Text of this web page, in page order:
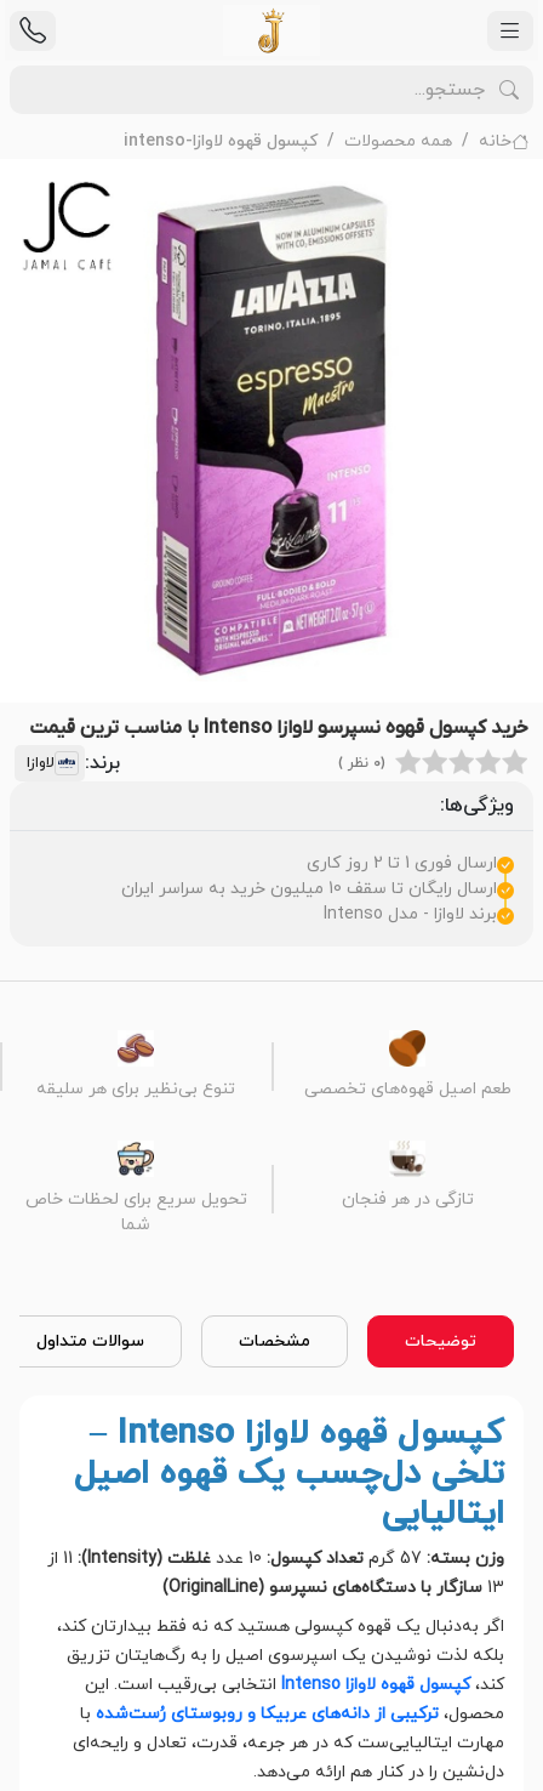
خانه همه محصولات کپسول قهوه لاوازا-intenso
خرید کپسول قهوه نسپرسو لاوازا Intenso با مناسب ترین قیمت
(0 نظر ) برند: لاوازا
ویژگی‌ها:
ارسال فوری 1 تا 2 روز کاری
ارسال رایگان تا سقف 10 میلیون خرید به سراسر ایران
برند لاوازا - مدل Intenso
طعم اصیل قهوه‌های تخصصی تنوع بی‌نظیر برای هر سلیقه
تازگی در هر فنجان
تحویل سریع برای لحظات خاص
شما
توضیحات مشخصات سوالات متداول
کپسول قهوه لاوازا Intenso –
تلخی دل‌چسب یک قهوه اصیل
ایتالیایی
وزن بسته: تعداد کپسول: غلظت (Intensity):
11 از
13 سازگار با دستگاه‌های نسپرسو (OriginalLine)
اگر به‌دنبال یک قهوه کپسولی هستید که نه فقط بیدارتان کند،
بلکه لذت نوشیدن یک اسپرسوی اصیل را به رگ‌هایتان تزریق
کند،کپسول قهوه لاوازا Intenso
انتخابی بی‌رقیب است. این
محصول، ترکیبی از دانه‌های عربیکا و روبوستای رُست‌شده با
مهارت ایتالیایی‌ست که در هر جرعه، قدرت، تعادل و رایحه‌ای
دل‌نشین را در کنار هم ارائه می‌دهد.